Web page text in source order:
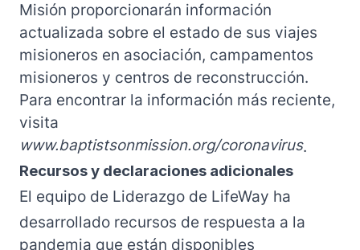
Misión proporcionarán información
actualizada sobre el estado de sus viajes
misioneros en asociación, campamentos
misioneros y centros de reconstrucción.
Para encontrar la información más reciente,
visita
www.baptistsonmission.org/coronavirus.
Recursos y declaraciones adicionales
El equipo de Liderazgo de LifeWay ha
desarrollado recursos de respuesta a la
pandemia que están disponibles